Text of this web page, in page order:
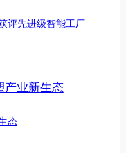
评先进级智能工厂
态